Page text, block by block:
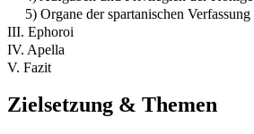
5) Organe der spartanischen Verfassung
III. Ephoroi
IV. Apella
V. Fazit
Zielsetzung & Themen